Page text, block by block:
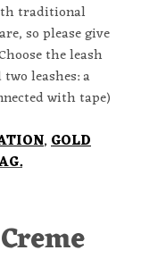
traditional
so please give
the leash
leashes: a
with tape)
,GOLD